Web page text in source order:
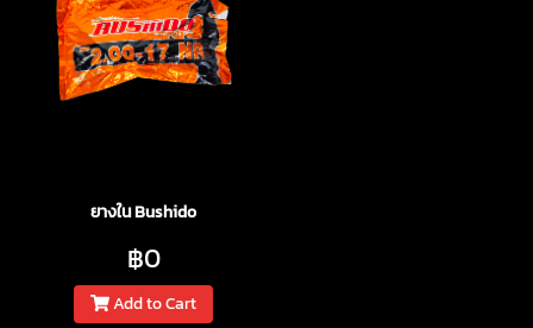
ยางใน Bushido
฿0
Add to Cart